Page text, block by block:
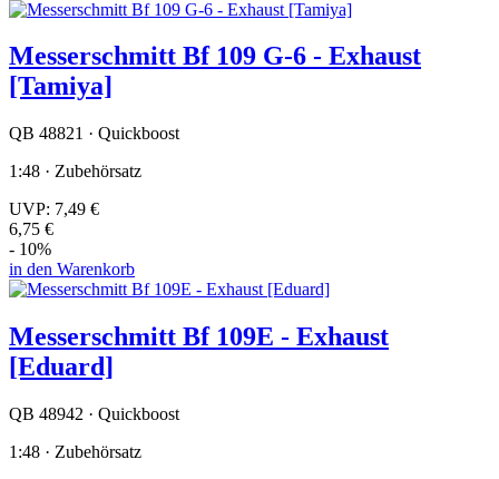
Messerschmitt Bf 109 G-6 - Exhaust
[Tamiya]
QB 48821 · Quickboost
1:48 · Zubehörsatz
UVP: 7,49 €
6,75 €
- 10%
in den Warenkorb
Messerschmitt Bf 109E - Exhaust
[Eduard]
QB 48942 · Quickboost
1:48 · Zubehörsatz